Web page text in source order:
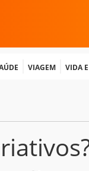
Viagem Vida